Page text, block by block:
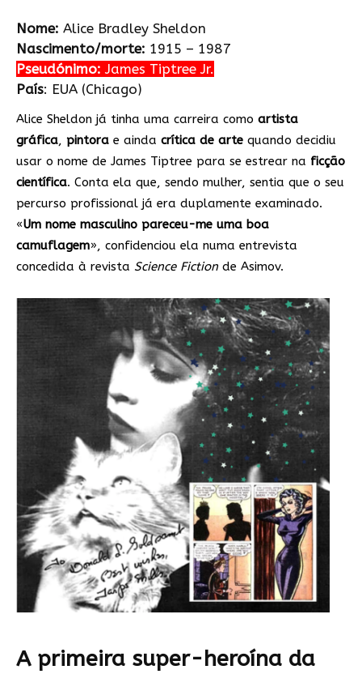
Nome: Alice Bradley Sheldon
Nascimento/morte: 1915 – 1987
Pseudónimo: James Tiptree Jr.
País: EUA (Chicago)
Alice Sheldon já tinha uma carreira como artista
gráfica, pintora e ainda crítica de arte quando decidiu
usar o nome de James Tiptree para se estrear na ficção
científica. Conta ela que, sendo mulher, sentia que o seu
percurso profissional já era duplamente examinado.
«Um nome masculino pareceu-me uma boa
camuflagem», confidenciou ela numa entrevista
concedida à revista Science Fiction de Asimov.
A primeira super-heroína da